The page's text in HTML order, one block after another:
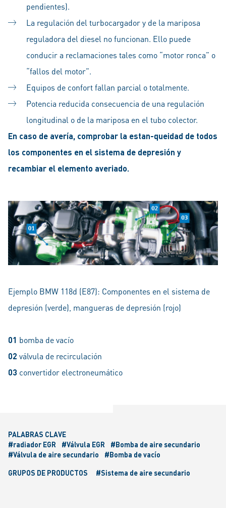
pendientes).
La regulación del turbocargador y de la mariposa
reguladora del diesel no funcionan. Ello puede
conducir a reclamaciones tales como “motor ronca” o
“fallos del motor”.
Equipos de confort fallan parcial o totalmente.
Potencia reducida consecuencia de una regulación
longitudinal o de la mariposa en el tubo colector.
En caso de avería, comprobar la estan-queidad de todos
los componentes en el sistema de depresión y
recambiar el elemento averiado.
Ejemplo BMW 118d (E87): Componentes en el sistema de
depresión (verde), mangueras de depresión (rojo)
01 bomba de vacío
02 válvula de recirculación
03 convertidor electroneumático
PALABRAS CLAVE
#radiador EGR
#Válvula EGR
#Bomba de aire secundario
#Válvula de aire secundario
#Bomba de vacío
GRUPOS DE PRODUCTOS
#Sistema de aire secundario